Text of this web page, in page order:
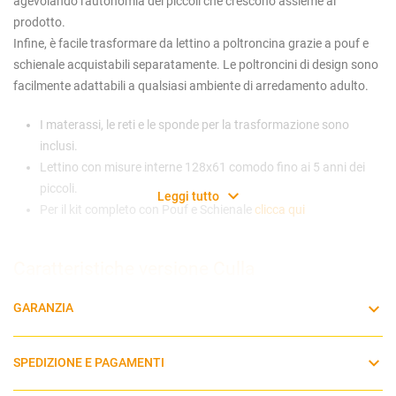
prodotto.
Infine, è facile trasformare da lettino a poltroncina grazie a pouf e
schienale acquistabili separatamente. Le poltroncini di design sono
facilmente adattabili a qualsiasi ambiente di arredamento adulto.
I materassi, le reti e le sponde per la trasformazione sono
inclusi.
Lettino con misure interne 128x61 comodo fino ai 5 anni dei
piccoli.
Per il kit completo con Pouf e Schienale clicca qui
Utilizzabile dalla nascita
Leggi tutto
GARANZIA
SPEDIZIONE E PAGAMENTI